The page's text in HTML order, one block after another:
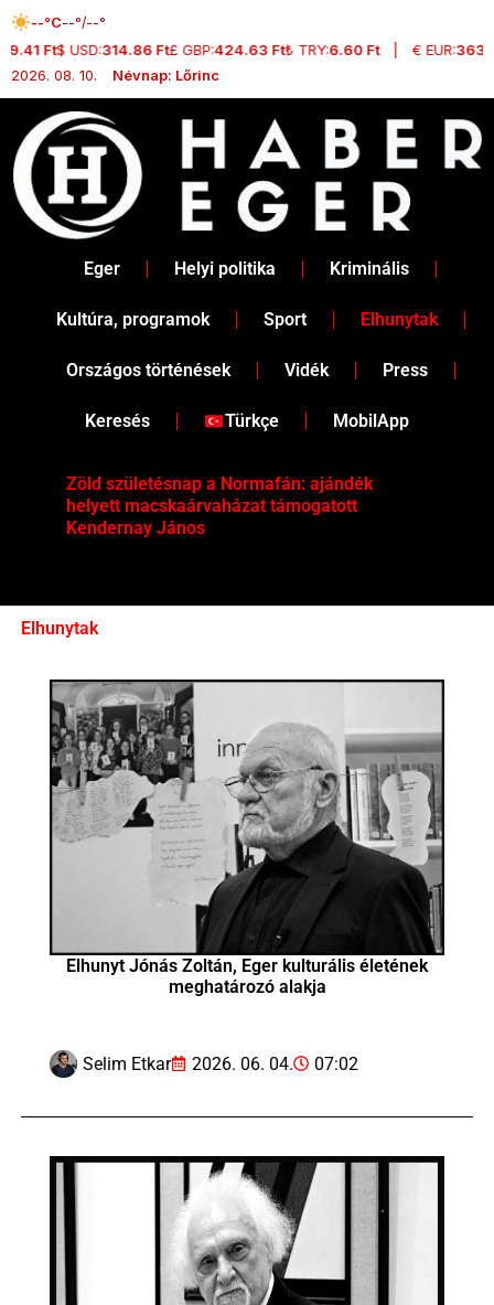
Skip
to
content
--°C--°/--°
Ft$ USD:314.86 Ft£ GBP:424.63 Ft₺ TRY:6.60 Ft| € EUR:363.77
2026. 08. 10.
Névnap: Lőrinc
Eger Helyi politika Kriminális
Kultúra, programok Sport Elhunytak
Országos történések Vidék Press
Keresés Türkçe MobilApp
Zöld születésnap a Normafán: ajándék
helyett macskaárvaházat támogatott
Kendernay János
Elhunytak
Elhunyt Jónás Zoltán, Eger kulturális életének
meghatározó alakja
Selim Etkar 2026. 06. 04. 07:02